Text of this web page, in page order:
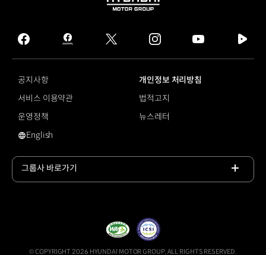
HYUNDAI
GROUP
facebook
hmg
journal
twitter instagram
tv
공지사항
개인정보 처리방침
서비스 이용약관
법적고지
운영정책
뉴스레터
영문 사이트로 이동
English
그룹사 바로가기
© COPYRIGHT 2026 HYUNDAI MOTOR GROUP, ALL RIGHTS RESERVED.